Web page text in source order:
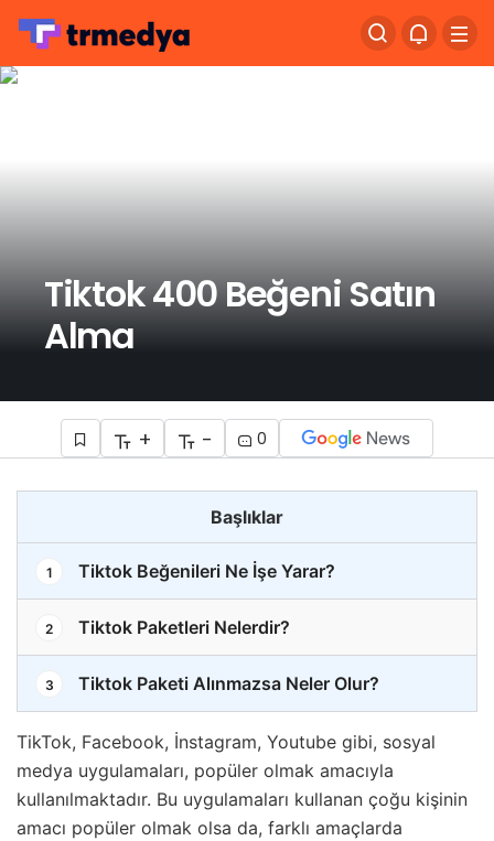
Tiktok 400 Beğeni Satın
Alma
+ - 0
Başlıklar
1 Tiktok Beğenileri Ne İşe Yarar?
2 Tiktok Paketleri Nelerdir?
3 Tiktok Paketi Alınmazsa Neler Olur?
TikTok, Facebook, İnstagram, Youtube gibi, sosyal
medya uygulamaları, popüler olmak amacıyla
kullanılmaktadır. Bu uygulamaları kullanan çoğu kişinin
amacı popüler olmak olsa da, farklı amaçlarda